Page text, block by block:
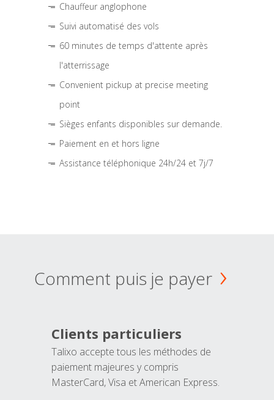
Chauffeur anglophone
Suivi automatisé des vols
60 minutes de temps d'attente après
l'atterrissage
Convenient pickup at precise meeting
point
Sièges enfants disponibles sur demande.
Paiement en et hors ligne
Assistance téléphonique 24h/24 et 7j/7
Comment puis je payer
Clients particuliers
Talixo accepte tous les méthodes de
paiement majeures y compris
MasterCard, Visa et American Express.